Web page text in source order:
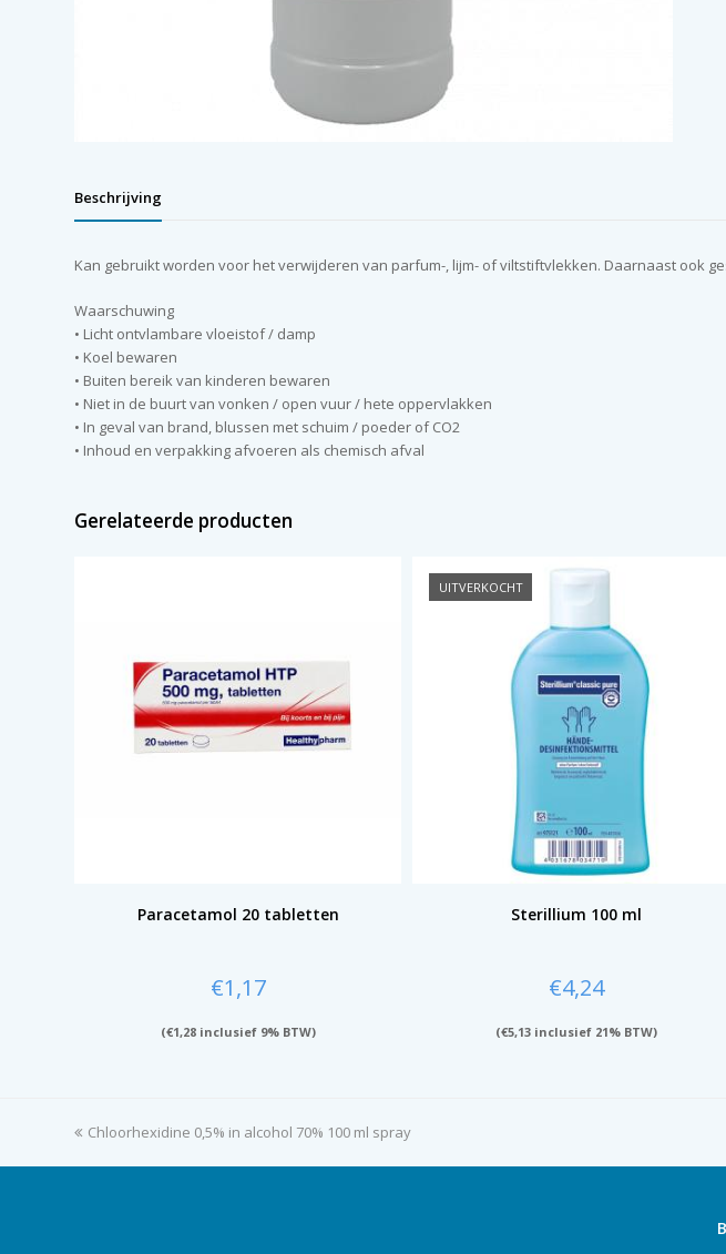
Beschrijving
Kan gebruikt worden voor het verwijderen van parfum-, lijm- of viltstiftvlekken. Daarnaast ook
Waarschuwing
• Licht ontvlambare vloeistof / damp
• Koel bewaren
• Buiten bereik van kinderen bewaren
• Niet in de buurt van vonken / open vuur / hete oppervlakken
• In geval van brand, blussen met schuim / poeder of CO2
• Inhoud en verpakking afvoeren als chemisch afval
Gerelateerde producten
Paracetamol 20 tabletten
€1,17
(€1,28inclusief 9% BTW)
UITVERKOCHT
Sterillium 100 ml
€4,24
(€5,13inclusief 21% BTW)
previous
Chloorhexidine 0,5% in alcohol 70% 100 ml spray